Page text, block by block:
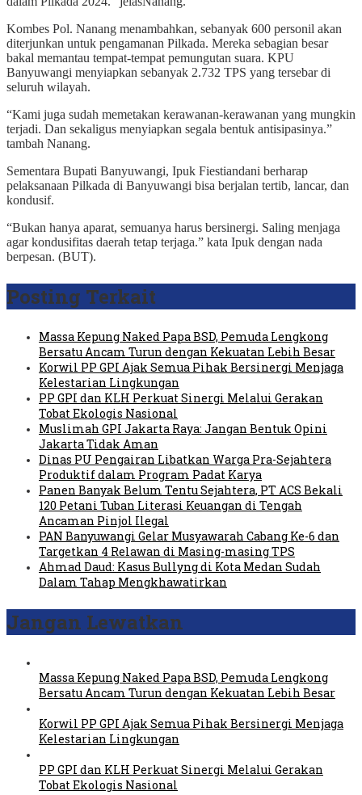
Kombes Pol. Nanang menambahkan, sebanyak 600 personil akan
diterjunkan untuk pengamanan Pilkada. Mereka sebagian besar
bakal memantau tempat-tempat pemungutan suara. KPU
Banyuwangi menyiapkan sebanyak 2.732 TPS yang tersebar di
seluruh wilayah.
“Kami juga sudah memetakan kerawanan-kerawanan yang mungkin
terjadi. Dan sekaligus menyiapkan segala bentuk antisipasinya.”
tambah Nanang.
Sementara Bupati Banyuwangi, Ipuk Fiestiandani berharap
pelaksanaan Pilkada di Banyuwangi bisa berjalan tertib, lancar, dan
kondusif.
“Bukan hanya aparat, semuanya harus bersinergi. Saling menjaga
agar kondusifitas daerah tetap terjaga.” kata Ipuk dengan nada
berpesan. (BUT).
Posting Terkait
Massa Kepung Naked Papa BSD, Pemuda Lengkong
Bersatu Ancam Turun dengan Kekuatan Lebih Besar
Korwil PP GPI Ajak Semua Pihak Bersinergi Menjaga
Kelestarian Lingkungan
PP GPI dan KLH Perkuat Sinergi Melalui Gerakan
Tobat Ekologis Nasional
Muslimah GPI Jakarta Raya: Jangan Bentuk Opini
Jakarta Tidak Aman
Dinas PU Pengairan Libatkan Warga Pra-Sejahtera
Produktif dalam Program Padat Karya
Panen Banyak Belum Tentu Sejahtera, PT ACS Bekali
120 Petani Tuban Literasi Keuangan di Tengah
Ancaman Pinjol Ilegal
PAN Banyuwangi Gelar Musyawarah Cabang Ke-6 dan
Targetkan 4 Relawan di Masing-masing TPS
Ahmad Daud: Kasus Bullyng di Kota Medan Sudah
Dalam Tahap Mengkhawatirkan
Jangan Lewatkan
Massa Kepung Naked Papa BSD, Pemuda Lengkong
Bersatu Ancam Turun dengan Kekuatan Lebih Besar
Korwil PP GPI Ajak Semua Pihak Bersinergi Menjaga
Kelestarian Lingkungan
PP GPI dan KLH Perkuat Sinergi Melalui Gerakan
Tobat Ekologis Nasional